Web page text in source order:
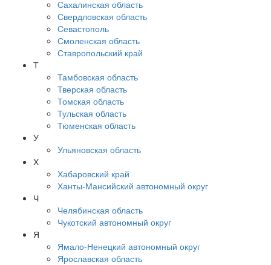
Сахалинская область
Свердловская область
Севастополь
Смоленская область
Ставропольский край
Т
Тамбовская область
Тверская область
Томская область
Тульская область
Тюменская область
У
Ульяновская область
Х
Хабаровский край
Ханты-Мансийский автономный округ
Ч
Челябинская область
Чукотский автономный округ
Я
Ямало-Ненецкий автономный округ
Ярославская область